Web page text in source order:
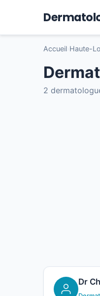
Accueil Haute-
2
Dr